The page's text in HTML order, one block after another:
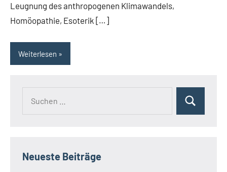
Leugnung des anthropogenen Klimawandels,
Homöopathie, Esoterik […]
Weiterlesen
Suchen
Neueste Beiträge